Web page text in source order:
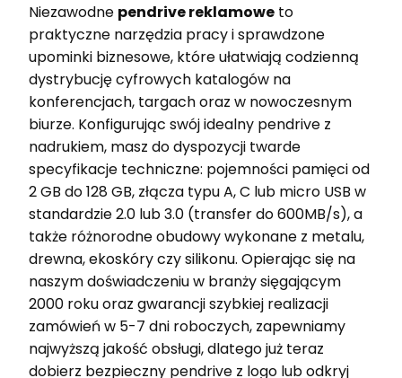
Niezawodne pendrive reklamowe to
praktyczne narzędzia pracy i sprawdzone
upominki biznesowe, które ułatwiają codzienną
dystrybucję cyfrowych katalogów na
konferencjach, targach oraz w nowoczesnym
biurze. Konfigurując swój idealny pendrive z
nadrukiem, masz do dyspozycji twarde
specyfikacje techniczne: pojemności pamięci od
2 GB do 128 GB, złącza typu A, C lub micro USB w
standardzie 2.0 lub 3.0 (transfer do 600MB/s), a
także różnorodne obudowy wykonane z metalu,
drewna, ekoskóry czy silikonu. Opierając się na
naszym doświadczeniu w branży sięgającym
2000 roku oraz gwarancji szybkiej realizacji
zamówień w 5-7 dni roboczych, zapewniamy
najwyższą jakość obsługi, dlatego już teraz
dobierz bezpieczny pendrive z logo lub odkryj